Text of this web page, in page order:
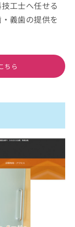
工士へ任せる
義歯の提供を
ちら